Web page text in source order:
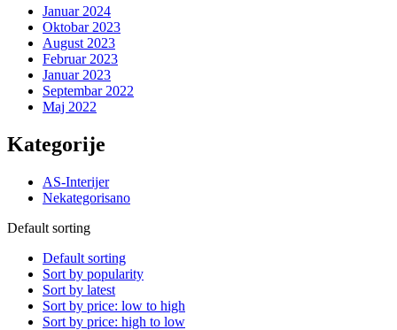
Januar 2024
Oktobar 2023
August 2023
Februar 2023
Januar 2023
Septembar 2022
Maj 2022
Kategorije
AS-Interijer
Nekategorisano
Default sorting
Default sorting
Sort by popularity
Sort by latest
Sort by price: low to high
Sort by price: high to low